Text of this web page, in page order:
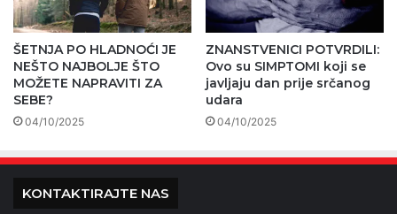
ŠETNJA PO HLADNOĆI JE
NEŠTO NAJBOLJE ŠTO
MOŽETE NAPRAVITI ZA
SEBE?
04/10/2025
ZNANSTVENICI POTVRDILI:
Ovo su SIMPTOMI koji se
javljaju dan prije srčanog
udara
04/10/2025
KONTAKTIRAJTE NAS